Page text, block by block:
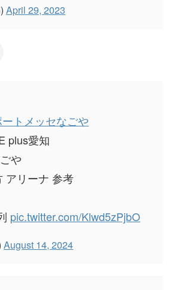
April 29, 2023
トメッセなごや
plus愛知
や
アリーナ 参考
pic.twitter.com/Klwd5zPjbO
August 14, 2024